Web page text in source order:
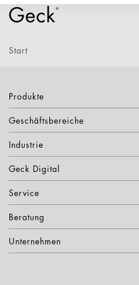
Start
Produkte
Geschäftsbereiche
Industrie
Geck Digital
Service
Beratung
Unternehmen